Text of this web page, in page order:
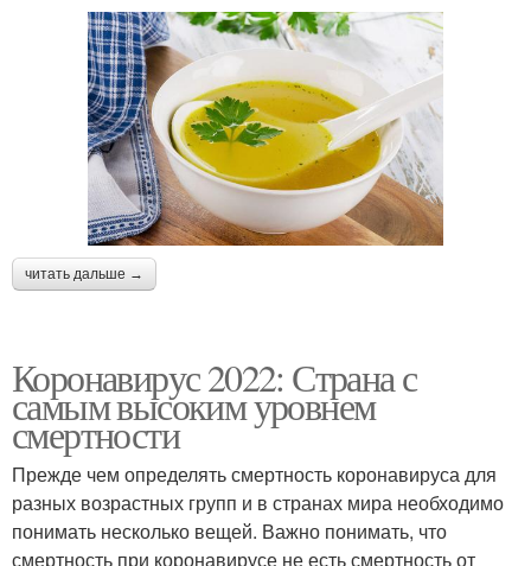
читать дальше →
Коронавирус 2022: Страна с
самым высоким уровнем
смертности
Прежде чем определять смертность коронавируса для
разных возрастных групп и в странах мира необходимо
понимать несколько вещей. Важно понимать, что
смертность при коронавирусе не есть смертность от